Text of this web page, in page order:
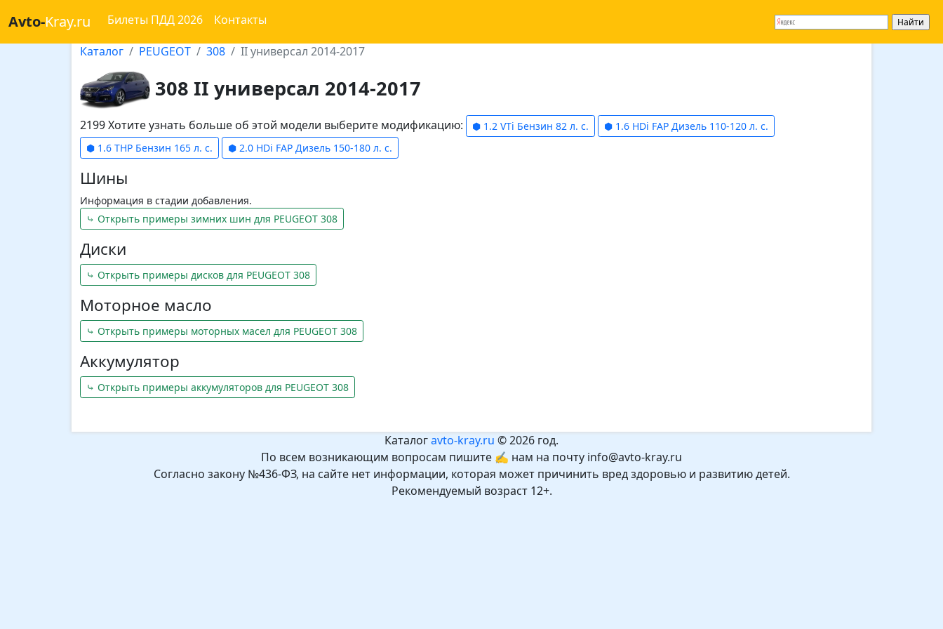
Avto-Kray.ru Билеты ПДД 2026 Контакты
Каталог PEUGEOT 308 II универсал 2014-2017
308 II универсал 2014-2017
2199 Хотите узнать больше об этой модели выберите модификацию: ⬢ 1.2 VTi Бензин 82 л. с.
⬢ 1.6 HDi FAP Дизель 110-120 л. с.
⬢ 1.6 THP Бензин 165 л. с.
⬢ 2.0 HDi FAP Дизель 150-180 л. с.
Шины
Информация в стадии добавления.
⤷ Открыть примеры зимних шин для PEUGEOT 308
Диски
⤷ Открыть примеры дисков для PEUGEOT 308
Моторное масло
⤷ Открыть примеры моторных масел для PEUGEOT 308
Аккумулятор
⤷ Открыть примеры аккумуляторов для PEUGEOT 308
Каталогavto-kray.ru © 2026 год.
По всем возникающим вопросам пишите ✍ нам на почту info@avto-kray.ru
Согласно закону №436-ФЗ, на сайте нет информации, которая может причинить вред здоровью и развитию детей.
Рекомендуемый возраст 12+.